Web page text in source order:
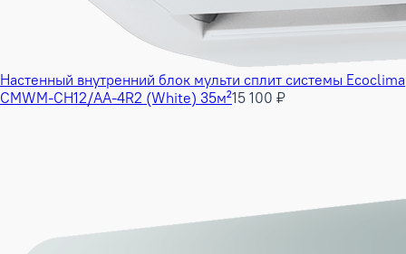
Настенный внутренний блок мульти сплит системы Ecoclima
CMWM-CH12/AA-4R2 (White) 35м²15 100 ₽